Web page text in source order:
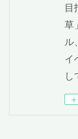
目
草
ル
イ
し